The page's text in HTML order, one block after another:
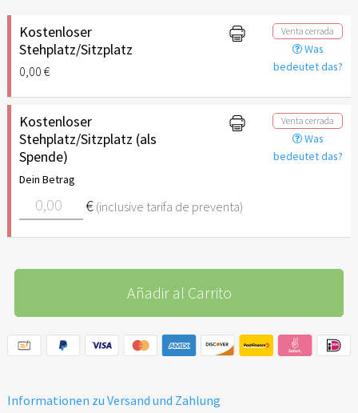
Kostenloser
Stehplatz/Sitzplatz
0,00 €
Venta cerrada
Was
bedeutet das?
Kostenloser
Stehplatz/Sitzplatz (als
Spende)
Dein Betrag
€ (inclusive tarifa de preventa)
Venta cerrada
Was
bedeutet das?
Añadir al Carrito
Informationen zu Versand und Zahlung